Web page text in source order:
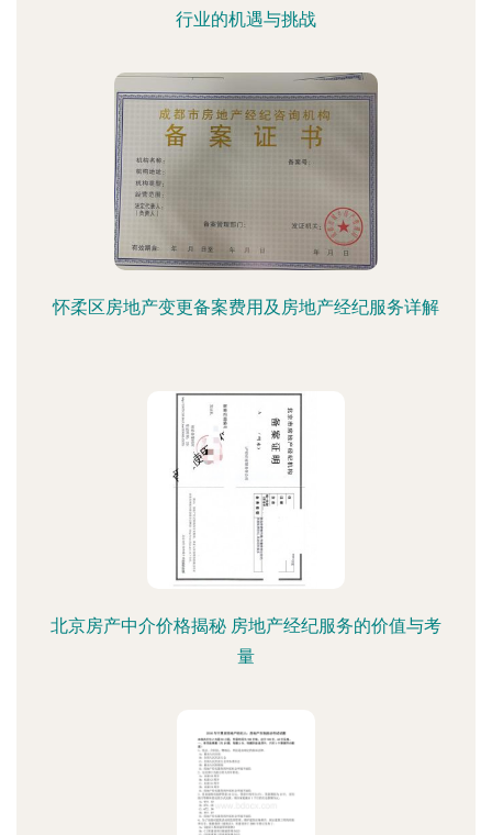
行业的机遇与挑战
怀柔区房地产变更备案费用及房地产经纪服务详解
北京房产中介价格揭秘 房地产经纪服务的价值与考
量